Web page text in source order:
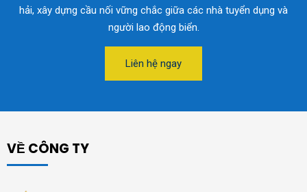
hải, xây dựng cầu nối vững chắc giữa các nhà tuyển dụng và
người lao động biển.
Liên hệ ngay
VỀ CÔNG TY